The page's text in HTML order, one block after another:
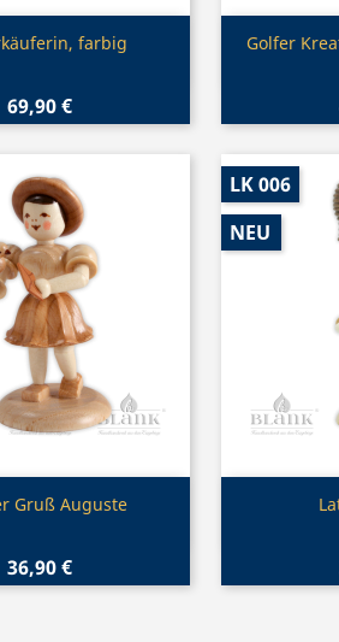
Vorschaufarbig
69,90 €

Golfer
Vorschau
Gruß Auguste
36,90 €

LK 006
NEU